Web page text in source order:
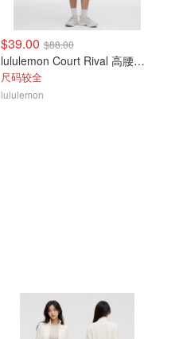
$39.00 $88.00
lululemon Court Rival 高腰短裤 3英寸
尺码较全
lululemon